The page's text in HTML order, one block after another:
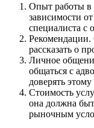
Опыт работы в
зависимости
специалиста с
Рекомендации.
рассказать о
Личное
общаться с
доверять этому
Стоимость
она должна
рыночным